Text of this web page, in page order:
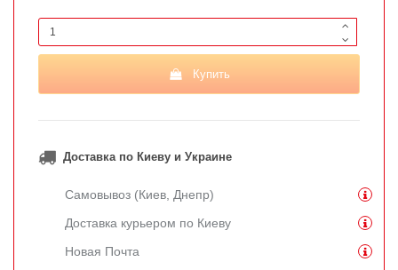
Купить
Доставка по Киеву и Украине
Самовывоз (Киев, Днепр)
Доставка курьером по Киеву
Новая Почта